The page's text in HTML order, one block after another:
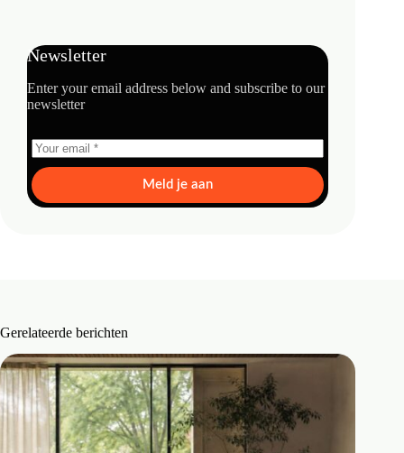
Newsletter
Enter your email address below and subscribe to our
newsletter
Meld je aan
Gerelateerde berichten